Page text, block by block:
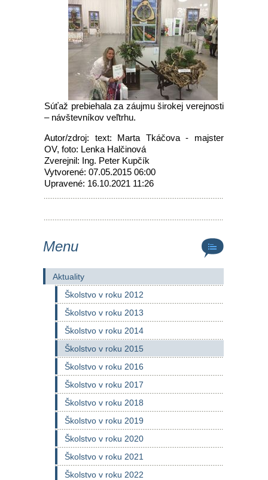
Súťaž prebiehala za záujmu širokej verejnosti
– návštevníkov veľtrhu.
Autor/zdroj: text: Marta Tkáčova - majster
OV, foto: Lenka Halčinová
Zverejnil: Ing. Peter Kupčík
Vytvorené: 07.05.2015 06:00
Upravené: 16.10.2021 11:26
Menu
Aktuality
Školstvo v roku 2012
Školstvo v roku 2013
Školstvo v roku 2014
Školstvo v roku 2015
Školstvo v roku 2016
Školstvo v roku 2017
Školstvo v roku 2018
Školstvo v roku 2019
Školstvo v roku 2020
Školstvo v roku 2021
Školstvo v roku 2022